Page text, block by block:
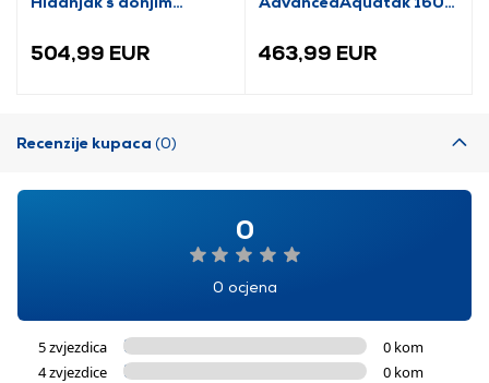
504,99 EUR
(06008A7800)
463,99 EUR
Recenzije kupaca (0)
0
0 ocjena
5 zvjezdica
0 kom
4 zvjezdice
0 kom